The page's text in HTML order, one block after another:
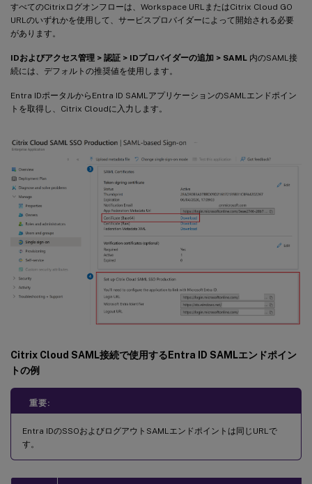
すべてのCitrixログオンフローは、Workspace URLまたはCitrix Cloud GO
URLのいずれかを使用して、サービスプロバイダーによって開始される必要
があります。
IDおよびアクセス管理 > 認証 > IDプロバイダーの追加 > SAML 内のSAML接
続には、デフォルトの推奨値を使用します。
Entra IDポータルからEntra ID SAMLアプリケーションのSAMLエンドポイン
トを取得し、Citrix Cloudに入力します。
Citrix Cloud SAML接続で使用するEntra ID SAMLエンドポイン
トの例
重要:
Entra IDのSSOおよびログアウトSAMLエンドポイントは同じURLで
す。